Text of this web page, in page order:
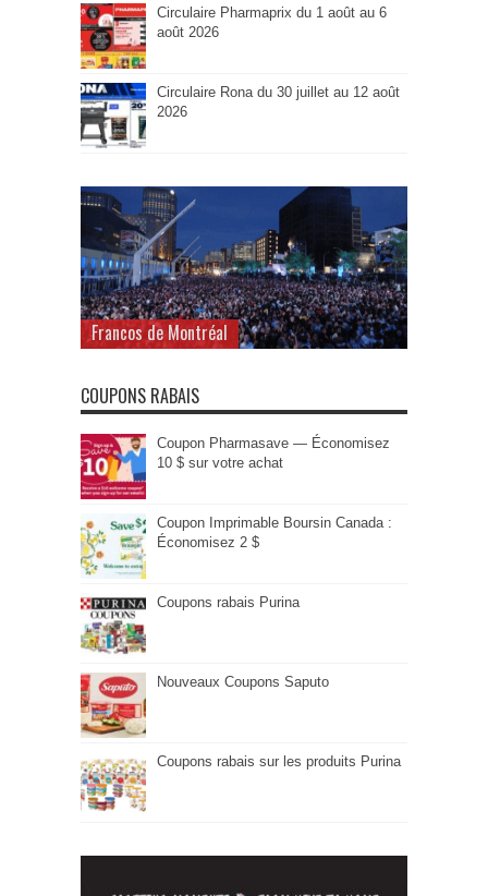
Circulaire Pharmaprix du 1 août au 6
août 2026
Circulaire Rona du 30 juillet au 12 août
2026
Francos de Montréal
COUPONS RABAIS
Coupon Pharmasave — Économisez
10 $ sur votre achat
Coupon Imprimable Boursin Canada :
Économisez 2 $
Coupons rabais Purina
Nouveaux Coupons Saputo
Coupons rabais sur les produits Purina